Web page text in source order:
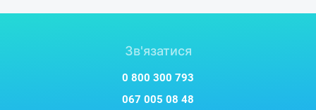
Зв'язатися
0 800 300 793
067 005 08 48